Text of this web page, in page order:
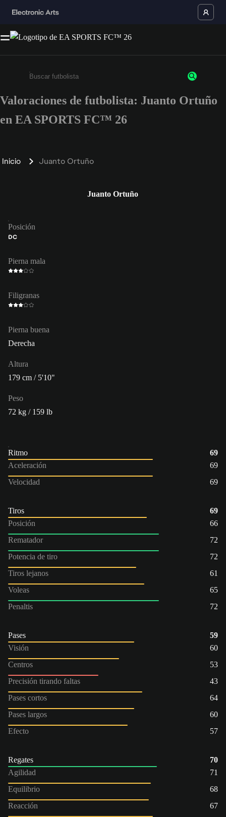
Escribe un mínimo de 3 caracteres o números.
Valoraciones de futbolista: Juanto Ortuño
en EA SPORTS FC™ 26
Inicio Juanto Ortuño
Juanto Ortuño
Posición
DC
Pierna mala
Filigranas
Pierna buena
Derecha
Altura
179 cm / 5'10"
Peso
72 kg / 159 lb
Ritmo
69
Aceleración
69
Velocidad
69
Tiros
69
Posición
66
Rematador
72
Potencia de tiro
72
Tiros lejanos
61
Voleas
65
Penaltis
72
Pases
59
Visión
60
Centros
53
Precisión tirando faltas
43
Pases cortos
64
Pases largos
60
Efecto
57
Regates
70
Agilidad
71
Equilibrio
68
Reacción
67